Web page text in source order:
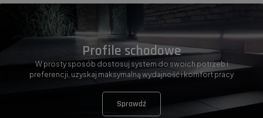
Profile schodowe
W prosty sposób dostosuj system do swoich potrzeb i
preferencji, uzyskaj maksymalną wydajność i komfort pracy
Sprawdź